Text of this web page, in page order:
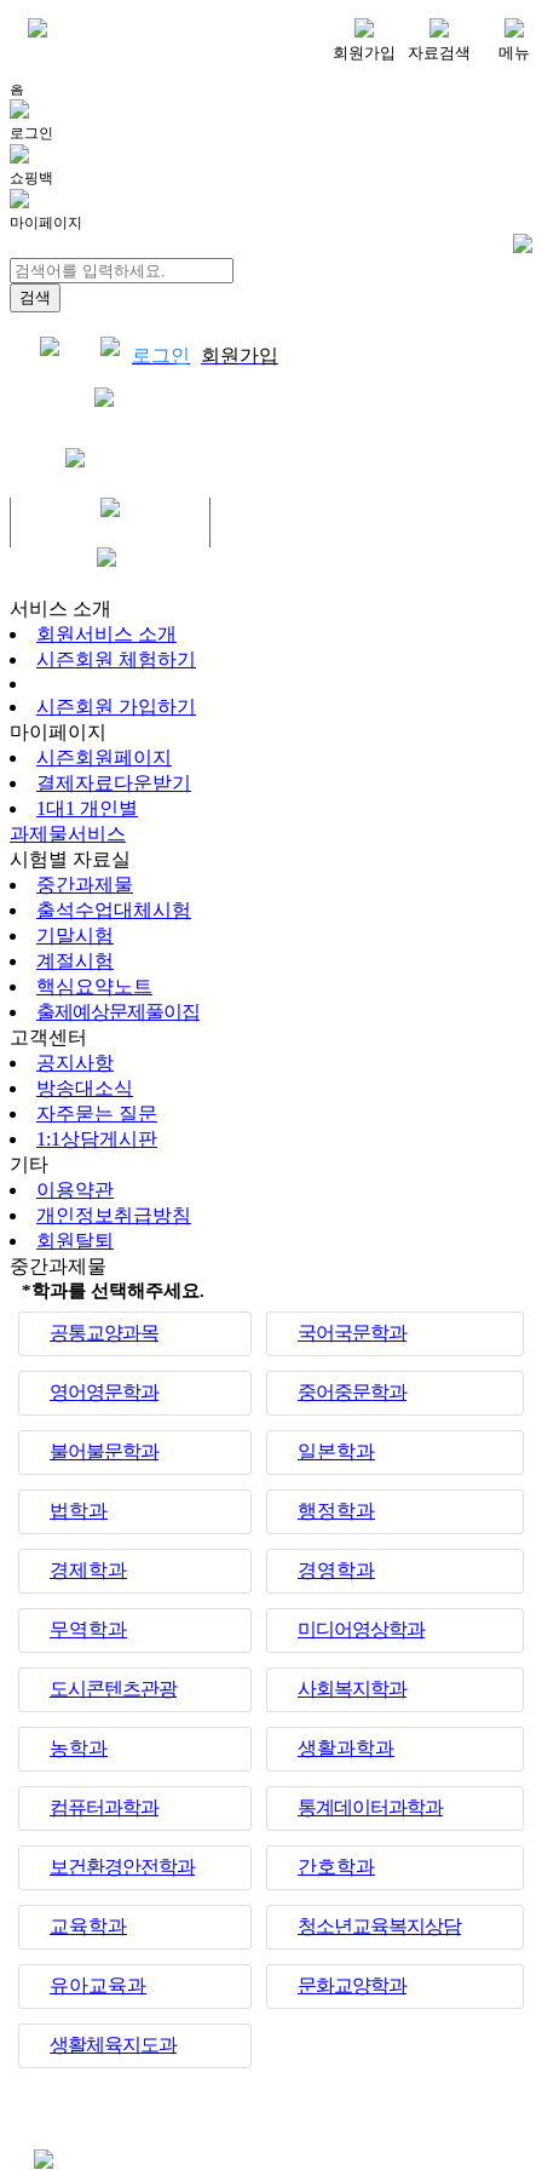
회원가입 자료검색 메뉴
홈
로그인
쇼핑백
마이페이지
로그인 회원가입
서비스 소개
회원서비스 소개
시즌회원 체험하기
시즌회원 가입하기
마이페이지
시즌회원페이지
결제자료다운받기
1대1 개인별
과제물서비스
시험별 자료실
중간과제물
출석수업대체시험
기말시험
계절시험
핵심요약노트
출제예상문제풀이집
고객센터
공지사항
방송대소식
자주묻는 질문
1:1상담게시판
기타
이용약관
개인정보취급방침
회원탈퇴
중간과제물
*학과를 선택해주세요.
공통교양과목 국어국문학과
영어영문학과 중어중문학과
불어불문학과 일본학과
법학과 행정학과
경제학과 경영학과
무역학과 미디어영상학과
도시콘텐츠관광 사회복지학과
농학과 생활과학과
컴퓨터과학과 통계데이터과학과
보건환경안전학과 간호학과
교육학과 청소년교육복지상담
유아교육과 문화교양학과
생활체육지도과